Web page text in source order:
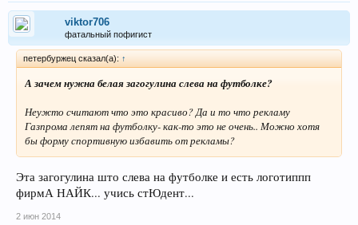
viktor706
фатальный пофигист
петербуржец сказал(а): ↑
А зачем нужна белая загогулина слева на футболке?
Неужто считают что это красиво? Да и то что рекламу
Газпрома лепят на футболку- как-то это не очень.. Можно хотя
бы форму спортивную избавить от рекламы?
Эта загогулина што слева на футболке и есть логотиппп
фирмА НАЙК... учись стЮдент...
2 июн 2014